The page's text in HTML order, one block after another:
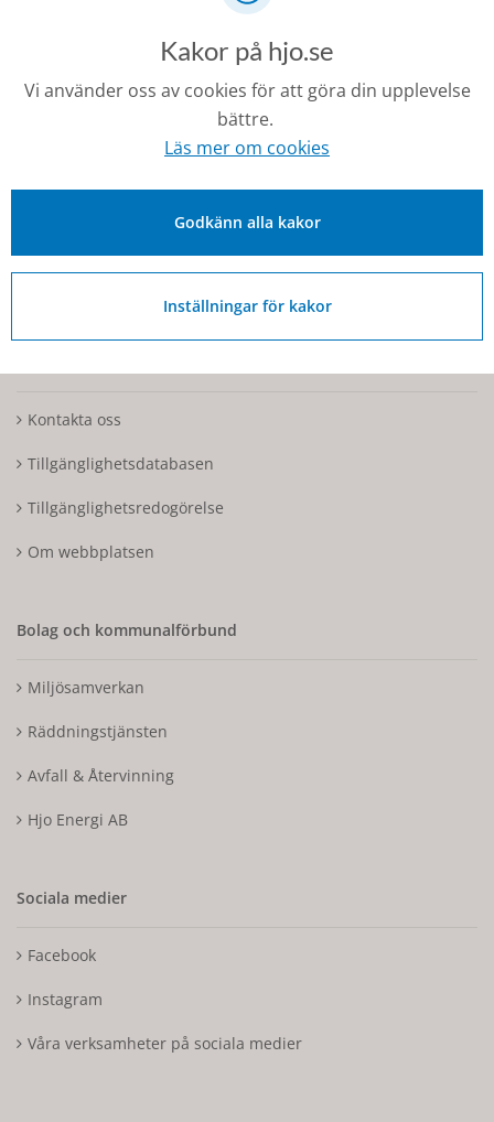
Besöks- och postadress: Torggatan 2, 544 30 Hjo
Organisationsnummer: 212000-1728
Kontakta oss
Tillgänglighetsdatabasen
Tillgänglighetsredogörelse
Om webbplatsen
Bolag och kommunalförbund
Miljösamverkan
Räddningstjänsten
Avfall & Återvinning
Hjo Energi AB
Sociala medier
Facebook
Instagram
Våra verksamheter på sociala medier
Kakor på hjo.se
Vi använder oss av cookies för att göra din upplevelse
bättre.
Läs mer om cookies
Godkänn alla kakor
Inställningar för kakor